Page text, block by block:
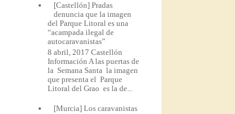
[Castellón] Pradas
denuncia que la imagen
del Parque Litoral es una
“acampada ilegal de
autocaravanistas”
8 abril, 2017 Castellón
Información A las puertas de
la Semana Santa la imagen
que presenta el Parque
Litoral del Grao es la de...
[Murcia] Los caravanistas